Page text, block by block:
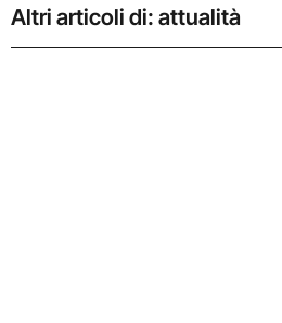
Altri articoli di: attualità